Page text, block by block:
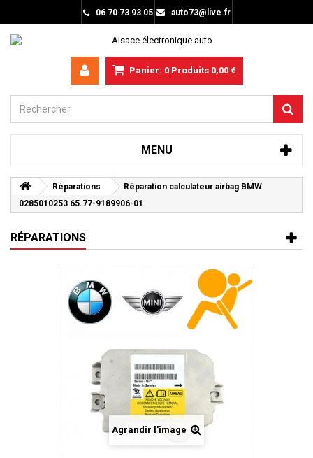
06 70 73 93 05 auto73@live.fr
Panier: 0 Produits 0,00 €
MENU
Réparations
Réparation calculateur airbag BMW
0285010253 65.77-9189906-01
RÉPARATIONS
Agrandir l'image